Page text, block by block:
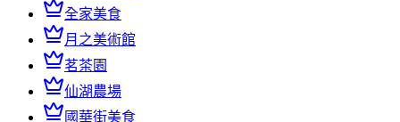
全家美食
月之美術館
茗茶園
仙湖農場
國華街美食